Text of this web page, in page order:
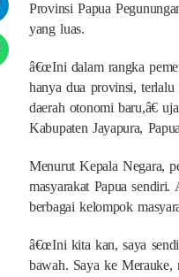
Provinsi Papua
yang luas.
â€œIni dalam rangka
hanya dua provinsi,
daerah otonomi baru,â€
Kabupaten Jayapura,
Menurut Kepala Negara,
masyarakat Papua sendiri.
berbagai kelompok
â€œIni kita kan, saya
bawah. Saya ke Merauke,